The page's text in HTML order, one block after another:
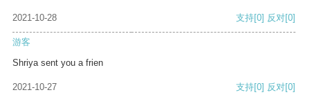
2021-10-28 支持[0] 反对[0]
游客
Shriya sent you a frien
2021-10-27 支持[0] 反对[0]